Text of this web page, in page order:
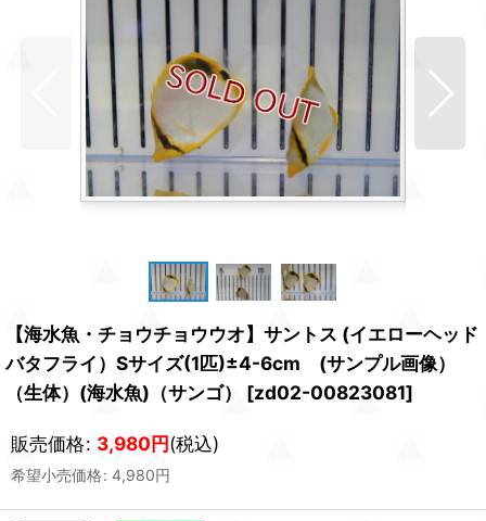
【海水魚・チョウチョウウオ】サントス (イエローヘッド
バタフライ）Sサイズ(1匹)±4-6cm (サンプル画像）
（生体）(海水魚)（サンゴ）
[zd02-00823081]
販売価格: 3,980円(税込)
希望小売価格: 4,980円